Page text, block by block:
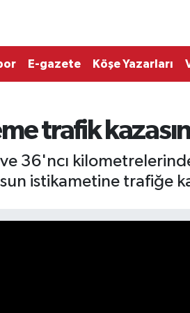
E-gazete Köşe Yazarları
trafik
36'ncı
istikametine trafiğe